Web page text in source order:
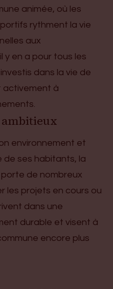
animée, où les
rythment la vie
aux
y en a pour tous les
dans la vie de
activement à
ambitieux
environnement et
de ses habitants, la
de nombreux
les projets en cours ou
dans une
durable et visent à
encore plus